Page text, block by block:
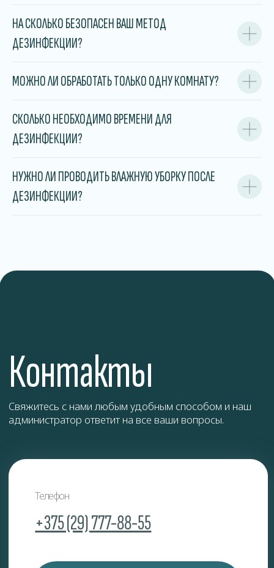
НА СКОЛЬКО БЕЗОПАСЕН ВАШ МЕТОД
ДЕЗИНФЕКЦИИ?
МОЖНО ЛИ ОБРАБОТАТЬ ТОЛЬКО ОДНУ КОМНАТУ?
СКОЛЬКО НЕОБХОДИМО ВРЕМЕНИ ДЛЯ
ДЕЗИНФЕКЦИИ?
НУЖНО ЛИ ПРОВОДИТЬ ВЛАЖНУЮ УБОРКУ ПОСЛЕ
ДЕЗИНФЕКЦИИ?